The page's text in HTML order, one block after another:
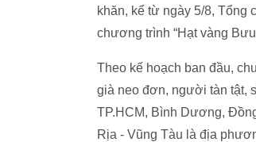
khăn, kể từ ngày 5/8, Tổng
chương trình “Hạt vàng Bưu
Theo kế hoạch ban đầu,
già neo đơn, người tàn tật,
TP.HCM, Bình Dương,
Rịa - Vũng Tàu là địa